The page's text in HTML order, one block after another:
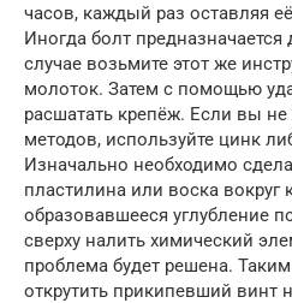
часов, каждый раз оставляя
Иногда болт предназначается
случае возьмите этот же
молоток. Затем с помощью
расшатать крепёж. Если вы
методов, используйте цинк
Изначально необходимо
пластилина или воска вокруг
образовавшееся углубление
сверху налить химический
проблема будет решена.
открутить прикипевший винт